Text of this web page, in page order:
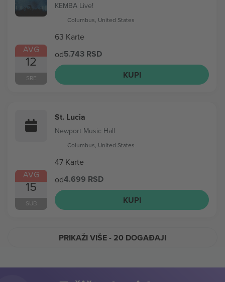
AVG
12
SRE
KEMBA Live!
Columbus, United States
63 Karte
od5.743 RSD
KUPI
AVG
15
SUB
St. Lucia
Newport Music Hall
Columbus, United States
47 Karte
od4.699 RSD
KUPI
PRIKAŽI VIŠE- 20 DOGAĐAJI